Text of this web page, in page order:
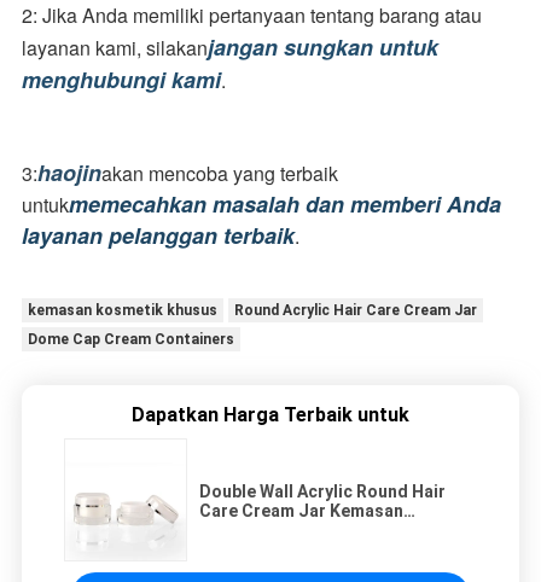
2: Jika Anda memiliki pertanyaan tentang barang atau
layanan kami, silakanjangan sungkan untuk
menghubungi kami.
3:haojinakan mencoba yang terbaik
untukmemecahkan masalah dan memberi Anda
layanan pelanggan terbaik.
kemasan kosmetik khusus
Round Acrylic Hair Care Cream Jar
Dome Cap Cream Containers
Dapatkan Harga Terbaik untuk
Double Wall Acrylic Round Hair
Care Cream Jar Kemasan